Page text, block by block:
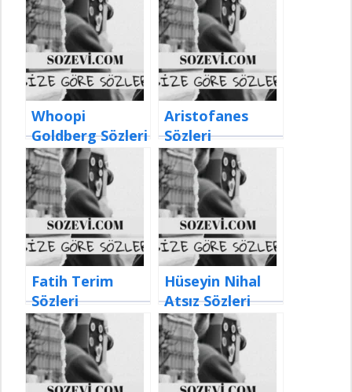
Whoopi
Goldberg Sözleri
Aristofanes
Sözleri
Fatih Terim
Sözleri
Hüseyin Nihal
Atsız Sözleri